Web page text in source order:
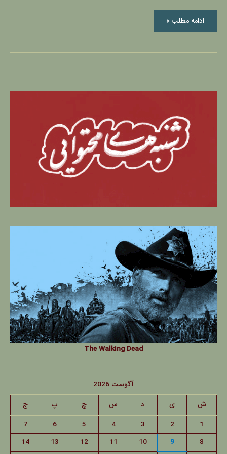
ادامه مطلب »
The Walking Dead
آگوست 2026
ش
ی د س چ پ
ج
1
2
3
4
5
6
7
8
9
10
11
12
13
14